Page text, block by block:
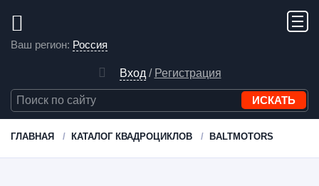
Ваш регион: Россия
Вход / Регистрация
ГЛАВНАЯ КАТАЛОГ КВАДРОЦИКЛОВ BALTMOTORS